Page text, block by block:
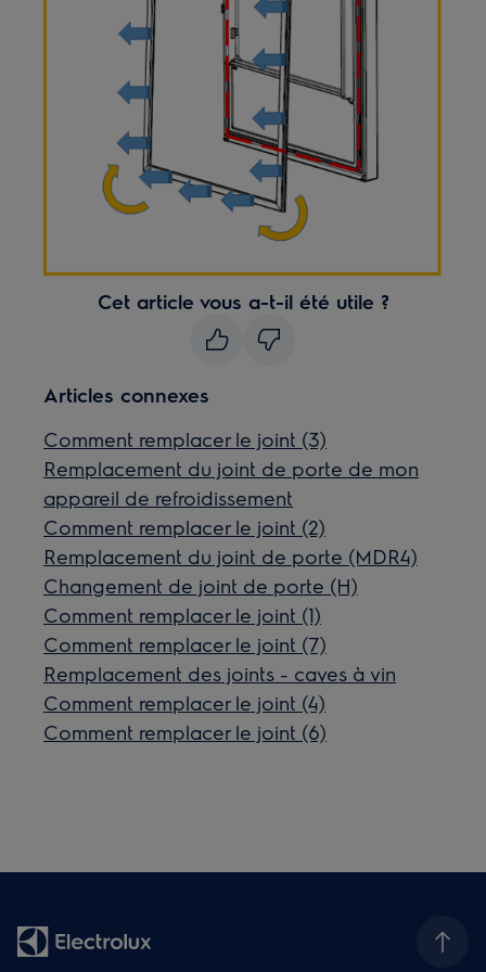
Cet article vous a-t-il été utile ?
Articles connexes
Comment remplacer le joint (3)
Remplacement du joint de porte de mon
appareil de refroidissement
Comment remplacer le joint (2)
Remplacement du joint de porte (MDR4)
Changement de joint de porte (H)
Comment remplacer le joint (1)
Comment remplacer le joint (7)
Remplacement des joints - caves à vin
Comment remplacer le joint (4)
Comment remplacer le joint (6)